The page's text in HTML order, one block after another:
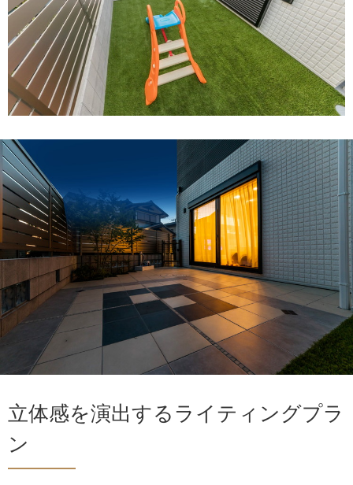
立体感を演出するライティングプラ
ン